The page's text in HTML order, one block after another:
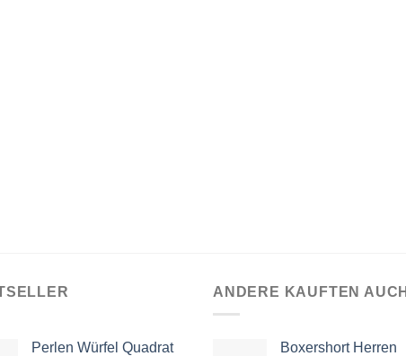
Perlen Würfel Quadrat
ANDERE KAUFTEN AUCH
Boxershort Herren